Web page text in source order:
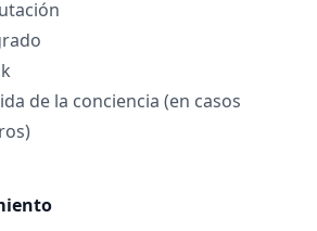
de la conciencia (en casos